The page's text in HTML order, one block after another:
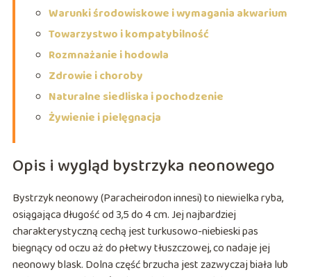
Warunki środowiskowe i wymagania akwarium
Towarzystwo i kompatybilność
Rozmnażanie i hodowla
Zdrowie i choroby
Naturalne siedliska i pochodzenie
Żywienie i pielęgnacja
Opis i wygląd bystrzyka neonowego
Bystrzyk neonowy (Paracheirodon innesi) to niewielka ryba,
osiągająca długość od 3,5 do 4 cm. Jej najbardziej
charakterystyczną cechą jest turkusowo-niebieski pas
biegnący od oczu aż do płetwy tłuszczowej, co nadaje jej
neonowy blask. Dolna część brzucha jest zazwyczaj biała lub